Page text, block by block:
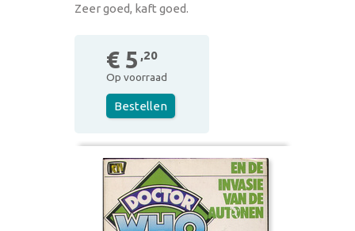
Zeer goed, kaft goed.
€ 5 ,20
Op voorraad
Bestellen